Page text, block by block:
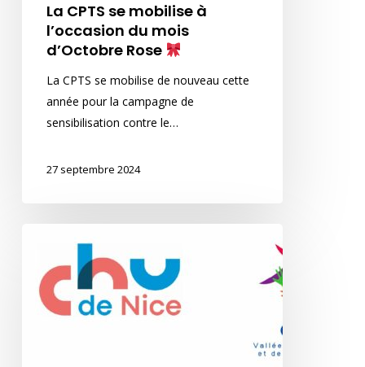
La CPTS se mobilise à
l’occasion du mois
d’Octobre Rose
La CPTS se mobilise de nouveau cette
année pour la campagne de
sensibilisation contre le…
27 septembre 2024
dépistage
cancer